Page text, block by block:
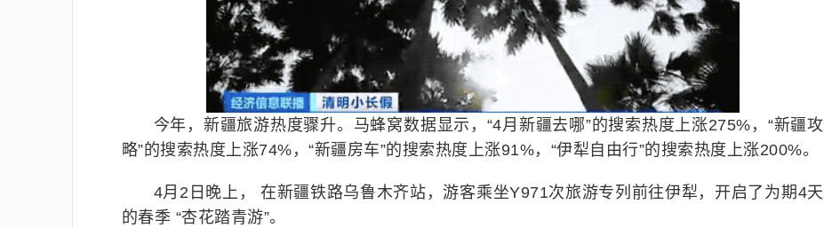
今年，新疆旅游热度骤升。马蜂窝数据显示，“4月新疆去哪”的搜索热度上涨275%，“新疆攻
略”的搜索热度上涨74%，“新疆房车”的搜索热度上涨91%，“伊犁自由行”的搜索热度上涨200%。
4月2日晚上， 在新疆铁路乌鲁木齐站，游客乘坐Y971次旅游专列前往伊犁，开启了为期4天
的春季 “杏花踏青游”。